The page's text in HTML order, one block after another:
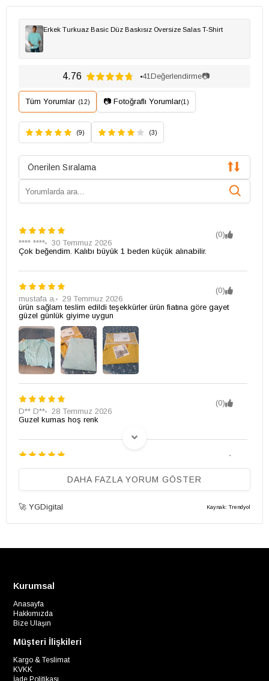
Erkek Turkuaz Basic Düz Baskısız Oversize Salas T-Shirt
4.76 41Değerlendirme📷
Tüm Yorumlar (12) 📷 Fotoğraflı Yorumlar(1)
(9) (3)
Önerilen Sıralama
(0)
**** ****
30 Temmuz 2026
Çok beğendim. Kalıbı büyük 1 beden küçük alınabilir.
(0)
mustafa a.
29 Temmuz 2026
ürün sağlam teslim edildi teşekkürler ürün fiatına göre gayet
güzel günlük giyime uygun
(0)
D** D**
28 Temmuz 2026
Guzel kumas hoş renk
**** ****
27 Haziran 2026
Ürün çok kaliteli
F** Y**
31 Mayıs 2026
günlük kulanılır
DAHA FAZLA YORUM GÖSTER
🚀 YGDigital Kaynak: Trendyol
Kurumsal
Anasayfa
Hakkımızda
Bize Ulaşın
Müşteri İlişkileri
Kargo & Teslimat
KVKK